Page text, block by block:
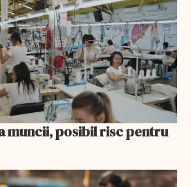
muncii, posibil risc pentru